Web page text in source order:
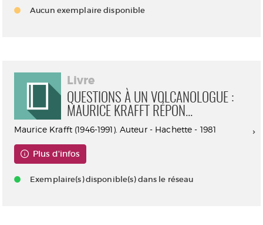
Aucun exemplaire disponible
Livre
QUESTIONS À UN VOLCANOLOGUE :
MAURICE KRAFFT RÉPON...
Maurice Krafft (1946-1991). Auteur - Hachette - 1981
Plus d'infos
Exemplaire(s) disponible(s) dans le réseau